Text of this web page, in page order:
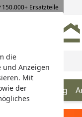
die
und Anzeigen
Mit
der
150.000+ Ersatzteile
Suche
Oberbekleidung